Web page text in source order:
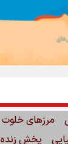
مرزهای خلوت
پخش زنده